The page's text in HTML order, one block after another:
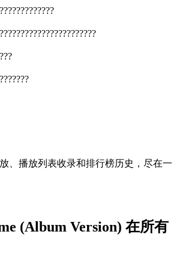
、播放列表收录和排行榜历史，尽在一
(Album Version) 在所有